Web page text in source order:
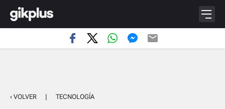
‹ VOLVER | TECNOLOGÍA